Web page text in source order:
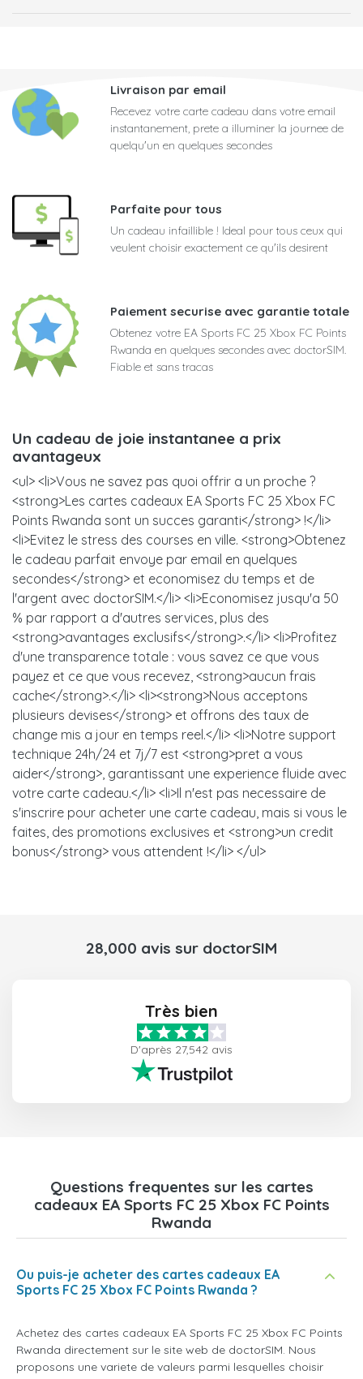
Livraison par email
Recevez votre carte cadeau dans votre email
instantanement, prete a illuminer la journee de
quelqu'un en quelques secondes
Parfaite pour tous
Un cadeau infaillible ! Ideal pour tous ceux qui
veulent choisir exactement ce qu'ils desirent
Paiement securise avec garantie totale
Obtenez votre EA Sports FC 25 Xbox FC Points
Rwanda en quelques secondes avec doctorSIM.
Fiable et sans tracas
Un cadeau de joie instantanee a prix
avantageux
<ul> <li>Vous ne savez pas quoi offrir a un proche ?
<strong>Les cartes cadeaux EA Sports FC 25 Xbox FC
Points Rwanda sont un succes garanti</strong> !</li>
<li>Evitez le stress des courses en ville. <strong>Obtenez
le cadeau parfait envoye par email en quelques
secondes</strong> et economisez du temps et de
l'argent avec doctorSIM.</li> <li>Economisez jusqu'a 50
% par rapport a d'autres services, plus des
<strong>avantages exclusifs</strong>.</li> <li>Profitez
d'une transparence totale : vous savez ce que vous
payez et ce que vous recevez, <strong>aucun frais
cache</strong>.</li> <li><strong>Nous acceptons
plusieurs devises</strong> et offrons des taux de
change mis a jour en temps reel.</li> <li>Notre support
technique 24h/24 et 7j/7 est <strong>pret a vous
aider</strong>, garantissant une experience fluide avec
votre carte cadeau.</li> <li>Il n'est pas necessaire de
s'inscrire pour acheter une carte cadeau, mais si vous le
faites, des promotions exclusives et <strong>un credit
bonus</strong> vous attendent !</li> </ul>
28,000 avis sur doctorSIM
Très bien
D'après 27,542 avis
Questions frequentes sur les cartes
cadeaux EA Sports FC 25 Xbox FC Points
Rwanda
Ou puis-je acheter des cartes cadeaux EA
Sports FC 25 Xbox FC Points Rwanda ?
Achetez des cartes cadeaux EA Sports FC 25 Xbox FC Points
Rwanda directement sur le site web de doctorSIM. Nous
proposons une variete de valeurs parmi lesquelles choisir